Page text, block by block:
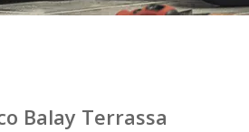
Balay Terrassa